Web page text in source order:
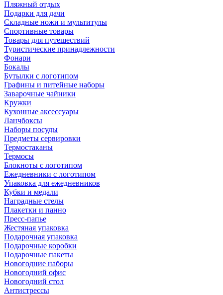
Пляжный отдых
Подарки для дачи
Складные ножи и мультитулы
Спортивные товары
Товары для путешествий
Туристические принадлежности
Фонари
Бокалы
Бутылки с логотипом
Графины и питейные наборы
Заварочные чайники
Кружки
Кухонные аксессуары
Ланчбоксы
Наборы посуды
Предметы сервировки
Термостаканы
Термосы
Блокноты с логотипом
Ежедневники с логотипом
Упаковка для ежедневников
Кубки и медали
Наградные стелы
Плакетки и панно
Пресс-папье
Жестяная упаковка
Подарочная упаковка
Подарочные коробки
Подарочные пакеты
Новогодние наборы
Новогодний офис
Новогодний стол
Антистрессы